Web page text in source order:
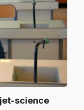
science.